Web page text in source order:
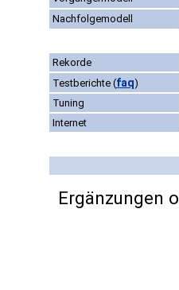
Nachfolgemodell
Rekorde
Testberichte (faq)
Tuning
Internet
Ergänzungen